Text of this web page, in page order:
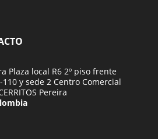
Plaza local R6 2º piso frente
y sede 2 Centro Comercial
Pereira